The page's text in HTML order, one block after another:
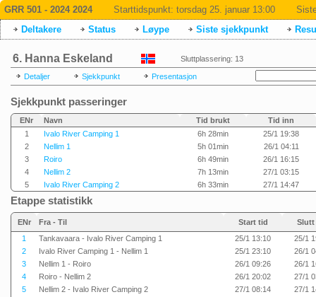
GRR 501 - 2024 2024 Starttidspunkt: torsdag 25. januar 13:00
Deltakere
Status Løype Siste sjekkpunkt
6. Hanna Eskeland Sluttplassering: 13
Detaljer Sjekkpunkt Presentasjon
Sjekkpunkt passeringer
ENr Navn Tid brukt
Tid inn
1
Ivalo River Camping 1 6h 28min
25/1 19:38
2
Nellim 1 5h 01min
26/1 04:11
3
Roiro 6h 49min
26/1 16:15
4
Nellim 2 7h 13min
27/1 03:15
5
Ivalo River Camping 2 6h 33min 27/1 14:47
Etappe statistikk
ENr Fra - Til Start tid
1
Tankavaara - Ivalo River Camping 1 25/1 13:10
25/1
2
Ivalo River Camping 1 - Nellim 1 25/1 23:10
26/1
3
Nellim 1 - Roiro 26/1 09:26
26/1
4
Roiro - Nellim 2 26/1 20:02
27/1
5
Nellim 2 - Ivalo River Camping 2 27/1 08:14
27/1